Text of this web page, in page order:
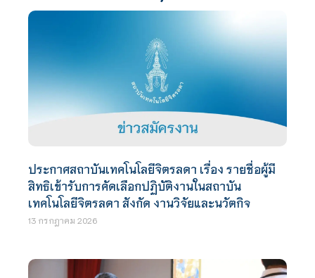
ประกาศสถาบันเทคโนโลยีจิตรลดา เรื่อง รายชื่อผู้มี
สิทธิเข้ารับการคัดเลือกปฏิบัติงานในสถาบัน
เทคโนโลยีจิตรลดา สังกัด งานวิจัยและนวัตกิจ
13 กรกฎาคม 2026